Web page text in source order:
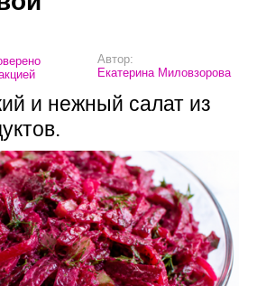
Автор:
Екатерина Миловзорова
и нежный салат из